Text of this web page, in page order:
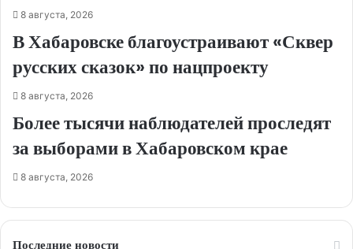
8 августа, 2026
В Хабаровске благоустраивают «Сквер
русских сказок» по нацпроекту
8 августа, 2026
Более тысячи наблюдателей проследят
за выборами в Хабаровском крае
8 августа, 2026
Последние новости